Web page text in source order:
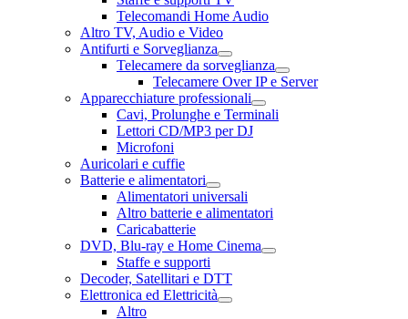
Telecomandi Home Audio
Altro TV, Audio e Video
Antifurti e Sorveglianza
Telecamere da sorveglianza
Telecamere Over IP e Server
Apparecchiature professionali
Cavi, Prolunghe e Terminali
Lettori CD/MP3 per DJ
Microfoni
Auricolari e cuffie
Batterie e alimentatori
Alimentatori universali
Altro batterie e alimentatori
Caricabatterie
DVD, Blu-ray e Home Cinema
Staffe e supporti
Decoder, Satellitari e DTT
Elettronica ed Elettricità
Altro